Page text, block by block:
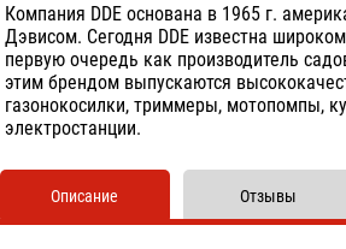
Компания DDE основана в 1965 г.
Дэвисом. Сегодня DDE известна
первую очередь как производитель
этим брендом выпускаются
газонокосилки, триммеры, мотопомпы,
электростанции.
Описание Отзывы